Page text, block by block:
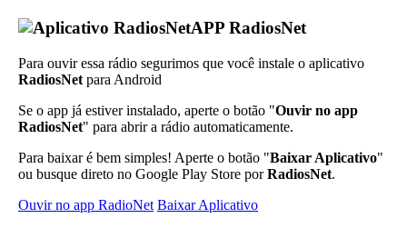
APP RadiosNet
Para ouvir essa rádio segurimos que você instale o aplicativo
RadiosNet para Android
Se o app já estiver instalado, aperte o botão "Ouvir no app
RadiosNet" para abrir a rádio automaticamente.
Para baixar é bem simples! Aperte o botão "Baixar Aplicativo"
ou busque direto no Google Play Store porRadiosNet.
Ouvir no app RadioNet Baixar Aplicativo